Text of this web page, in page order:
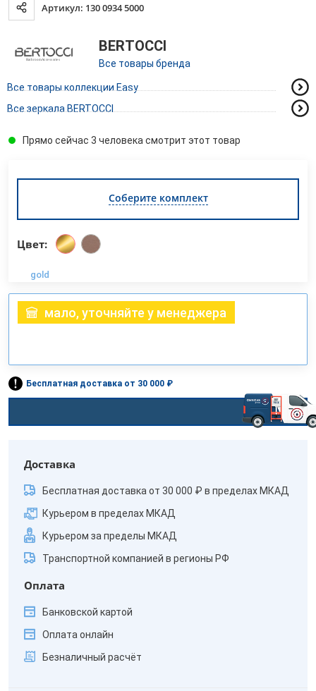
Артикул: 130 0934 5000
BERTOCCI
Все товары бренда
Все товары коллекции Easy
Все зеркала BERTOCCI
Прямо сейчас 3 человека смотрит этот товар
Соберите комплект
Цвет:
gold
мало, уточняйте у менеджера
Бесплатная доставка от 30 000 ₽
Доставка
Бесплатная доставка от 30 000 ₽ в пределах МКАД
Курьером в пределах МКАД
Курьером за пределы МКАД
Транспортной компанией в регионы РФ
Оплата
Банковской картой
Оплата онлайн
Безналичный расчёт